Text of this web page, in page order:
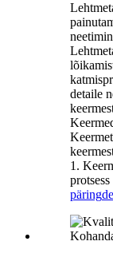
detaile
1.
protsess
päring